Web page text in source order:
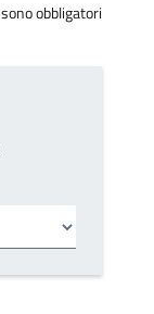
obbligatori